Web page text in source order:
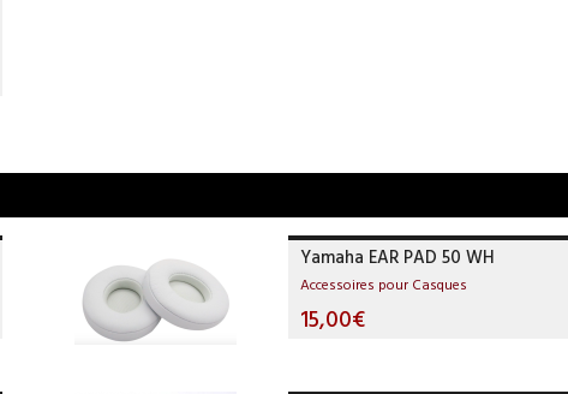
Yamaha EAR PAD 50 WH
Accessoires pour Casques
15,00€